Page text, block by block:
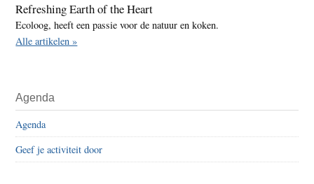
Refreshing Earth of the Heart
Ecoloog, heeft een passie voor de natuur en koken.
Alle artikelen »
Agenda
Agenda
Geef je activiteit door